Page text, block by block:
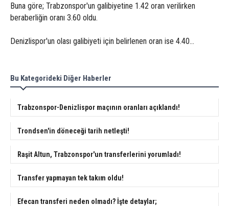
Buna göre; Trabzonspor'un galibiyetine 1.42 oran verilirken
beraberliğin oranı 3.60 oldu.
Denizlispor'un olası galibiyeti için belirlenen oran ise 4.40...
Bu Kategorideki Diğer Haberler
Trabzonspor-Denizlispor maçının oranları açıklandı!
Trondsen'in döneceği tarih netleşti!
Raşit Altun, Trabzonspor'un transferlerini yorumladı!
Transfer yapmayan tek takım oldu!
Efecan transferi neden olmadı? İşte detaylar;